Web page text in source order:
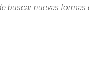
buscar nuevas formas